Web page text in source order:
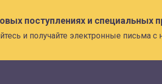
поступлениях и специальных
и получайте электронные письма